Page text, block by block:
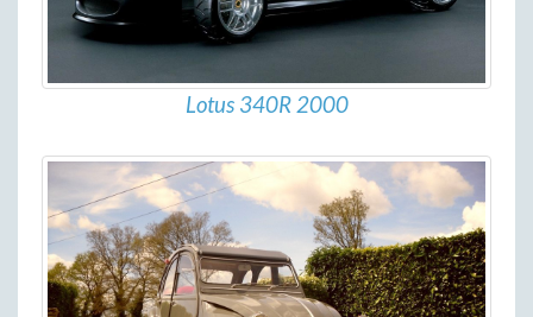
Lotus 340R 2000